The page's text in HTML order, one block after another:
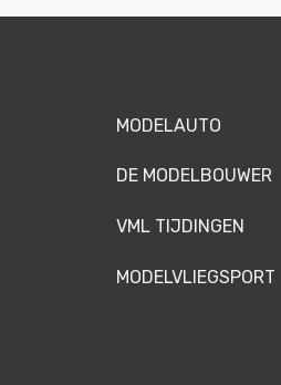
MODELAUTO
DE MODELBOUWER
VML TIJDINGEN
MODELVLIEGSPORT